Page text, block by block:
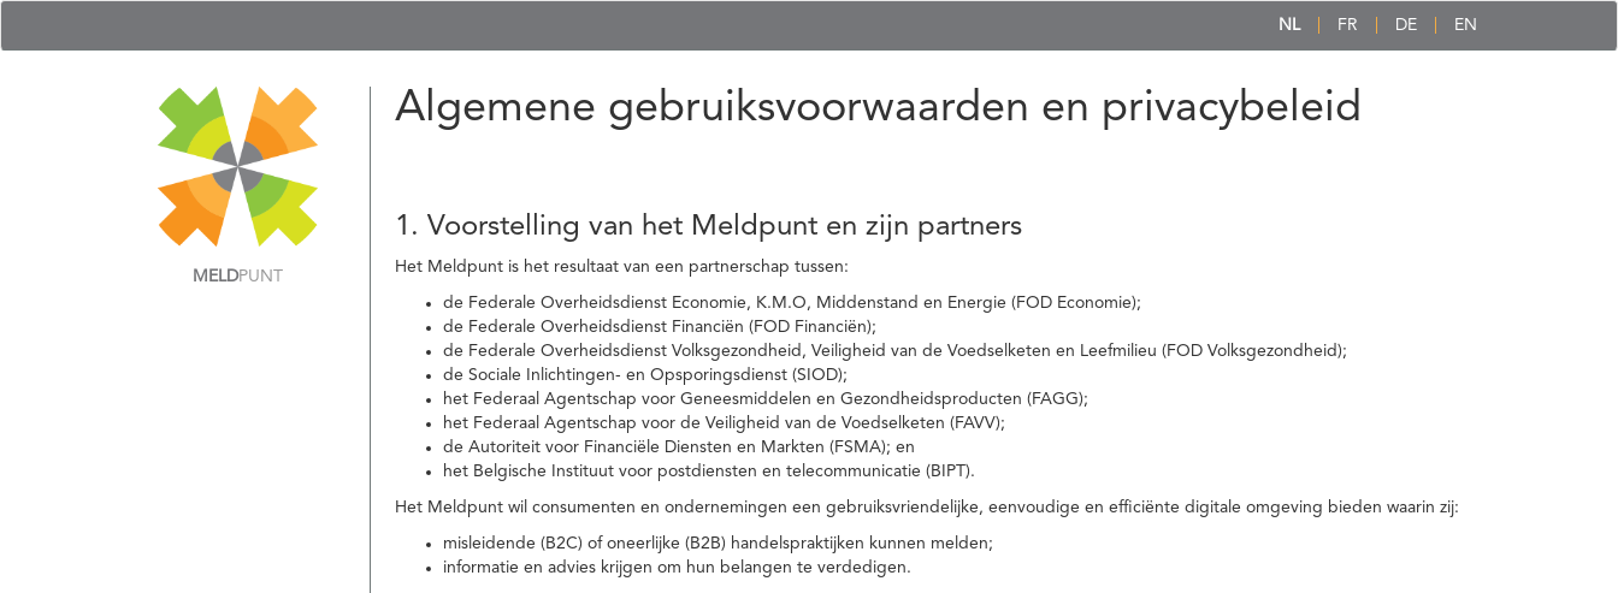
NL FR DE EN
MELDPUNT
Algemene gebruiksvoorwaarden en privacybeleid
1. Voorstelling van het Meldpunt en zijn partners
Het Meldpunt is het resultaat van een partnerschap tussen:
de Federale Overheidsdienst Economie, K.M.O, Middenstand en Energie (FOD Economie);
de Federale Overheidsdienst Financiën (FOD Financiën);
de Federale Overheidsdienst Volksgezondheid, Veiligheid van de Voedselketen en Leefmilieu (FOD Volksgezondheid);
de Sociale Inlichtingen- en Opsporingsdienst (SIOD);
het Federaal Agentschap voor Geneesmiddelen en Gezondheidsproducten (FAGG);
het Federaal Agentschap voor de Veiligheid van de Voedselketen (FAVV);
de Autoriteit voor Financiële Diensten en Markten (FSMA); en
het Belgische Instituut voor postdiensten en telecommunicatie (BIPT).
Het Meldpunt wil consumenten en ondernemingen een gebruiksvriendelijke, eenvoudige en efficiënte digitale omgeving bieden waarin zij:
misleidende (B2C) of oneerlijke (B2B) handelspraktijken kunnen melden;
informatie en advies krijgen om hun belangen te verdedigen.